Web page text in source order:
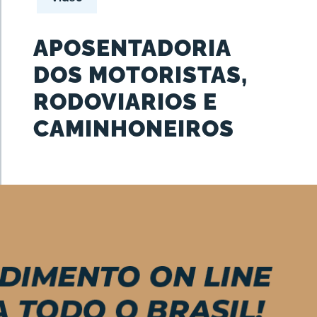
APOSENTADORIA
DOS MOTORISTAS,
RODOVIARIOS E
CAMINHONEIROS